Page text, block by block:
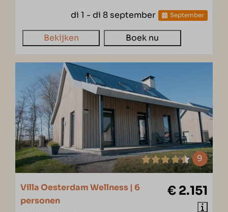
di 1 - di 8 september
September
Bekijken Boek nu
9
€ 2.151
Villa Oesterdam Wellness | 6
personen